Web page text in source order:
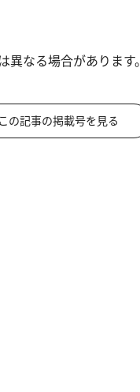
なる場合があります。
この記事の掲載号を見る